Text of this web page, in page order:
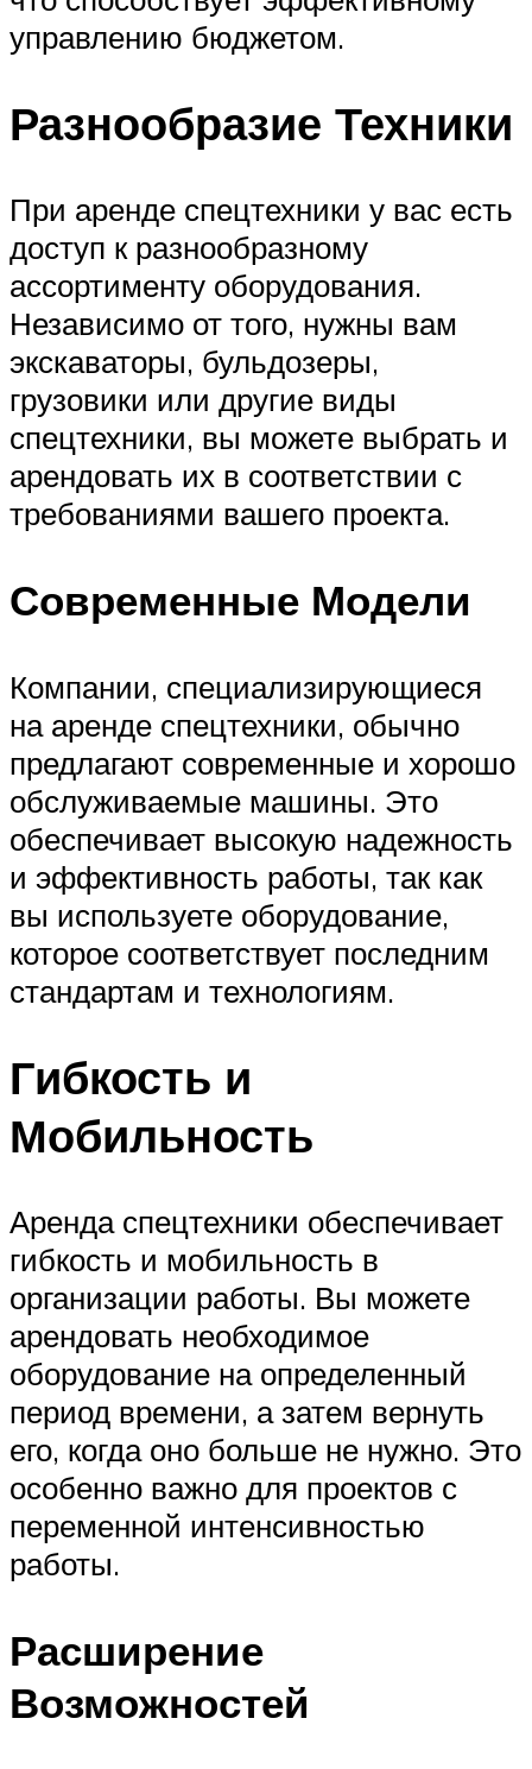
управлению бюджетом.
Разнообразие Техники
При аренде спецтехники у вас есть
доступ к разнообразному
ассортименту оборудования.
Независимо от того, нужны вам
экскаваторы, бульдозеры,
грузовики или другие виды
спецтехники, вы можете выбрать и
арендовать их в соответствии с
требованиями вашего проекта.
Современные Модели
Компании, специализирующиеся
на аренде спецтехники, обычно
предлагают современные и хорошо
обслуживаемые машины. Это
обеспечивает высокую надежность
и эффективность работы, так как
вы используете оборудование,
которое соответствует последним
стандартам и технологиям.
Гибкость и
Мобильность
Аренда спецтехники обеспечивает
гибкость и мобильность в
организации работы. Вы можете
арендовать необходимое
оборудование на определенный
период времени, а затем вернуть
его, когда оно больше не нужно. Это
особенно важно для проектов с
переменной интенсивностью
работы.
Расширение
Возможностей